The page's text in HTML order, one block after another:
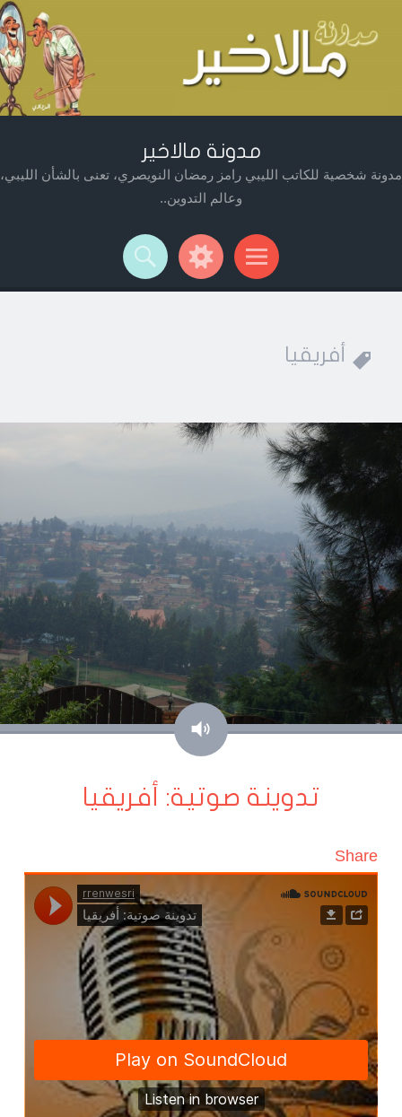
مدونة مالاخير
مدونة شخصية للكاتب الليبي رامز رمضان النويصري، تعنى بالشأن الليبي،
وعالم التدوين..
Menu
Widgets
Search
أفريقيا
صوت
تدوينة صوتية: أفريقيا
Share